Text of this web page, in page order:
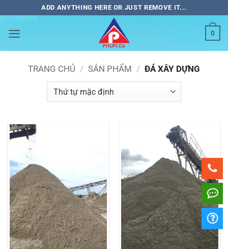
nội
ADD ANYTHING HERE OR JUST REMOVE IT...
0
TRANG CHỦ / SẢN PHẨM / ĐÁ XÂY DỰNG